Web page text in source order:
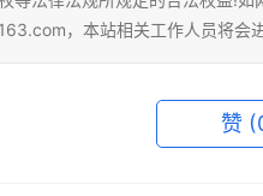
，本站相关工作人员将会
赞